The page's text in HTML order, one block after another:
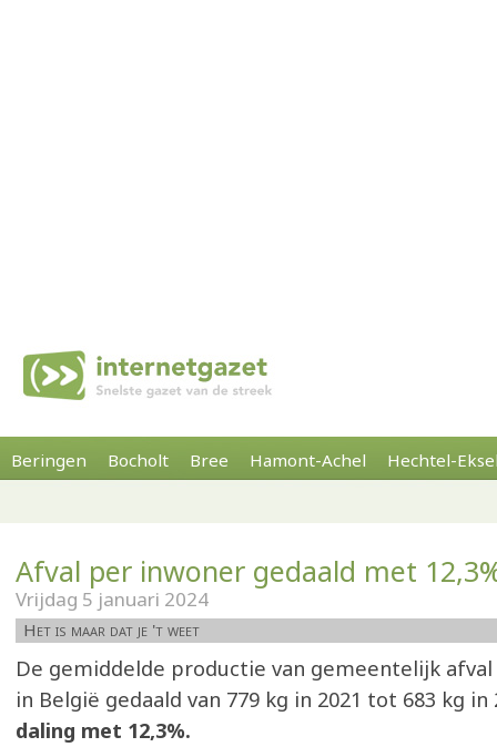
Beringen Bocholt Bree Hamont-Achel Hechtel-
Afval per inwoner gedaald met
Vrijdag 5 januari 2024
Het is maar dat je 't weet
De gemiddelde productie van gemeentelijk
in België gedaald van 779 kg in 2021 tot 683 kg in
daling met 12,3%.